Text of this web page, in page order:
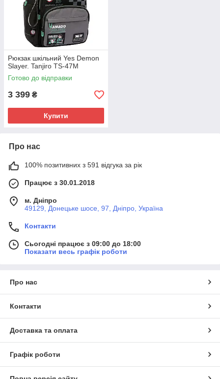
Рюкзак шкільний Yes Demon
Slayer. Tanjiro TS-47M
Готово до відправки
3 399 ₴
Купити
Про нас
100% позитивних з 591 відгука за рік
Працює з 30.01.2018
м. Дніпро
49129, Донецьке шосе, 97, Дніпро, Україна
Контакти
Сьогодні працює з 09:00 до 18:00
Показати весь графік роботи
Про нас
Контакти
Доставка та оплата
Графік роботи